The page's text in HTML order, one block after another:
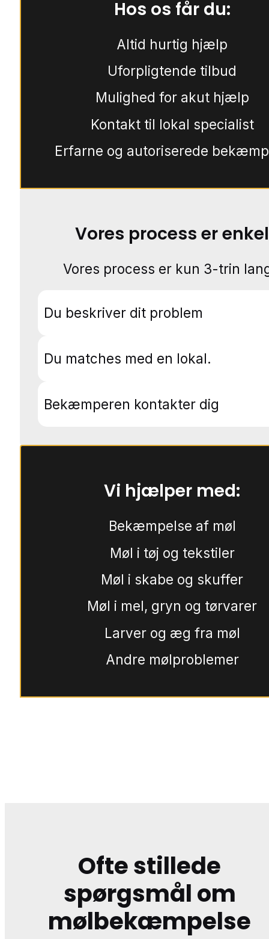
Hos os får du:
Altid hurtig hjælp
Uforpligtende tilbud
Mulighed for akut hjælp
Kontakt til lokal specialist
Erfarne og autoriserede
Vores process er enkel
Vores process er kun 3-trin
Du beskriver dit problem
Du matches med en lokal.
Bekæmperen kontakter dig
Vi hjælper med:
Bekæmpelse af møl
Møl i tøj og tekstiler
Møl i skabe og skuffer
Møl i mel, gryn og tørvarer
Larver og æg fra møl
Andre mølproblemer
Ofte stillede
spørgsmål om
mølbekæmpelse